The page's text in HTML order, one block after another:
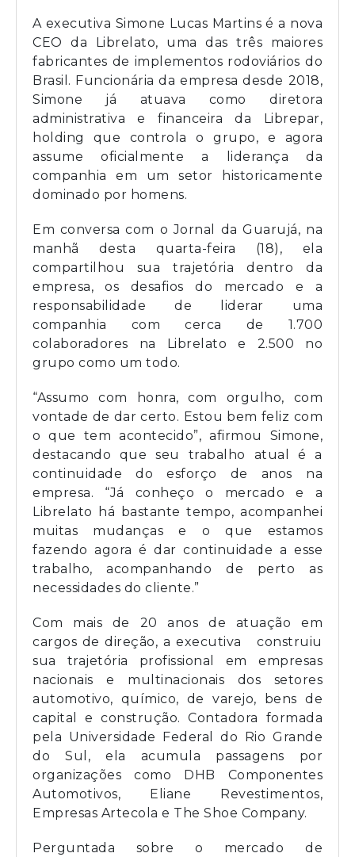
A executiva Simone Lucas Martins é a nova
CEO da Librelato, uma das três maiores
fabricantes de implementos rodoviários do
Brasil. Funcionária da empresa desde 2018,
Simone já atuava como diretora
administrativa e financeira da Librepar,
holding que controla o grupo, e agora
assume oficialmente a liderança da
companhia em um setor historicamente
dominado por homens.
Em conversa com o Jornal da Guarujá, na
manhã desta quarta-feira (18), ela
compartilhou sua trajetória dentro da
empresa, os desafios do mercado e a
responsabilidade de liderar uma
companhia com cerca de 1.700
colaboradores na Librelato e 2.500 no
grupo como um todo.
“Assumo com honra, com orgulho, com
vontade de dar certo. Estou bem feliz com
o que tem acontecido”, afirmou Simone,
destacando que seu trabalho atual é a
continuidade do esforço de anos na
empresa. “Já conheço o mercado e a
Librelato há bastante tempo, acompanhei
muitas mudanças e o que estamos
fazendo agora é dar continuidade a esse
trabalho, acompanhando de perto as
necessidades do cliente.”
Com mais de 20 anos de atuação em
cargos de direção, a executiva construiu
sua trajetória profissional em empresas
nacionais e multinacionais dos setores
automotivo, químico, de varejo, bens de
capital e construção. Contadora formada
pela Universidade Federal do Rio Grande
do Sul, ela acumula passagens por
organizações como DHB Componentes
Automotivos, Eliane Revestimentos,
Empresas Artecola e The Shoe Company.
Perguntada sobre o mercado de